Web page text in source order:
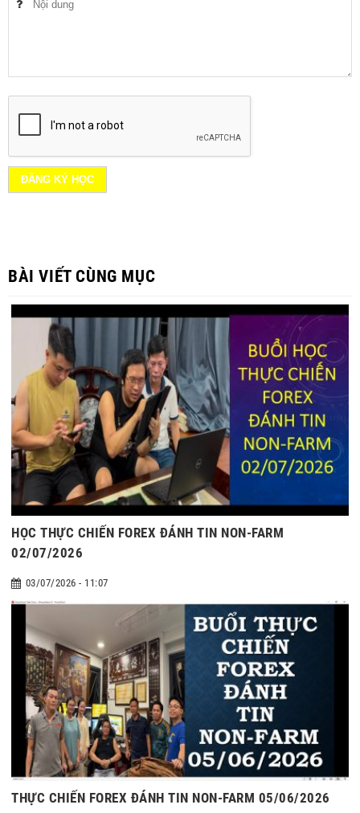
BÀI VIẾT CÙNG MỤC
HỌC THỰC CHIẾN FOREX ĐÁNH TIN NON-FARM
02/07/2026
03/07/2026 - 11:07
THỰC CHIẾN FOREX ĐÁNH TIN NON-FARM 05/06/2026